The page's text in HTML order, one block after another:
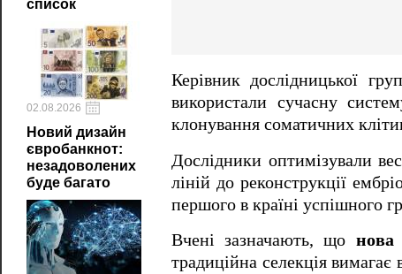
список
02.08.2026
Новий дизайн
євробанкнот:
незадоволених
буде багато
Керівник дослідницької
використали сучасну
клонування соматичних
Дослідники оптимізували
ліній до реконструкції
першого в країні успішного
Вчені зазначають, що нова
традиційна селекція